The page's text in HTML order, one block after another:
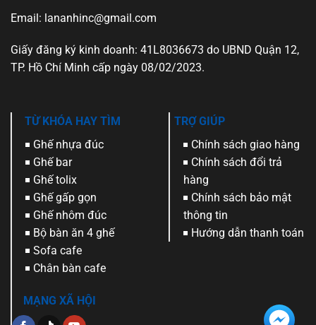
Email: lananhinc@gmail.com
Giấy đăng ký kinh doanh: 41L8036673 do UBND Quận 12,
TP. Hồ Chí Minh cấp ngày 08/02/2023.
TỪ KHÓA HAY TÌM
Ghế nhựa đúc
Ghế bar
Ghế tolix
Ghế gấp gọn
Ghế nhôm đúc
Bộ bàn ăn 4 ghế
Sofa cafe
Chân bàn cafe
MẠNG XÃ HỘI
TRỢ GIÚP
Chính sách giao hàng
Chính sách đổi trả
hàng
Chính sách bảo mật
thông tin
Hướng dẫn thanh toán